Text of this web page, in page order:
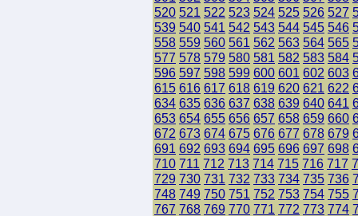
520 521 522 523 524 525 526 527
539 540 541 542 543 544 545 546
558 559 560 561 562 563 564 565
577 578 579 580 581 582 583 584
596 597 598 599 600 601 602 603
615 616 617 618 619 620 621 622
634 635 636 637 638 639 640 641
653 654 655 656 657 658 659 660
672 673 674 675 676 677 678 679
691 692 693 694 695 696 697 698
710 711 712 713 714 715 716 717
729 730 731 732 733 734 735 736
748 749 750 751 752 753 754 755
767 768 769 770 771 772 773 774